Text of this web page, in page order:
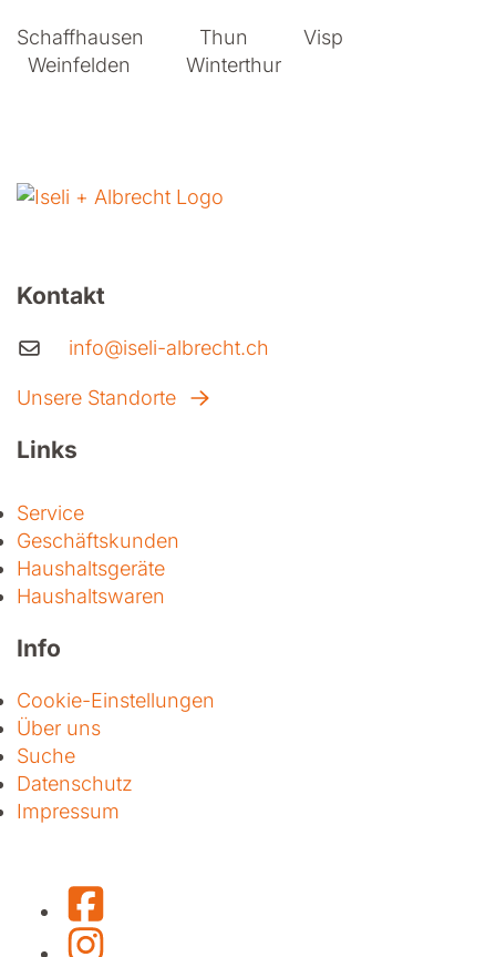
Schaffhausen Thun
Visp
Weinfelden
Winterthur
Kontakt
info@iseli-albrecht.ch
Unsere Standorte
Links
Service
Geschäftskunden
Haushaltsgeräte
Haushaltswaren
Info
Cookie-Einstellungen
Über uns
Suche
Datenschutz
Impressum